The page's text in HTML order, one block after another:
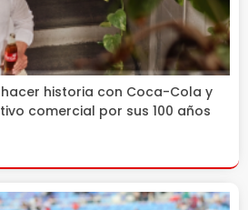
hacer historia con Coca-Cola y
comercial por sus 100 años